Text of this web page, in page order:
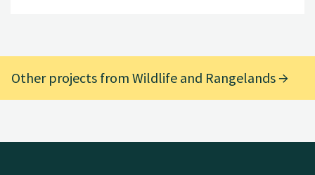
Other projects from Wildlife and Rangelands